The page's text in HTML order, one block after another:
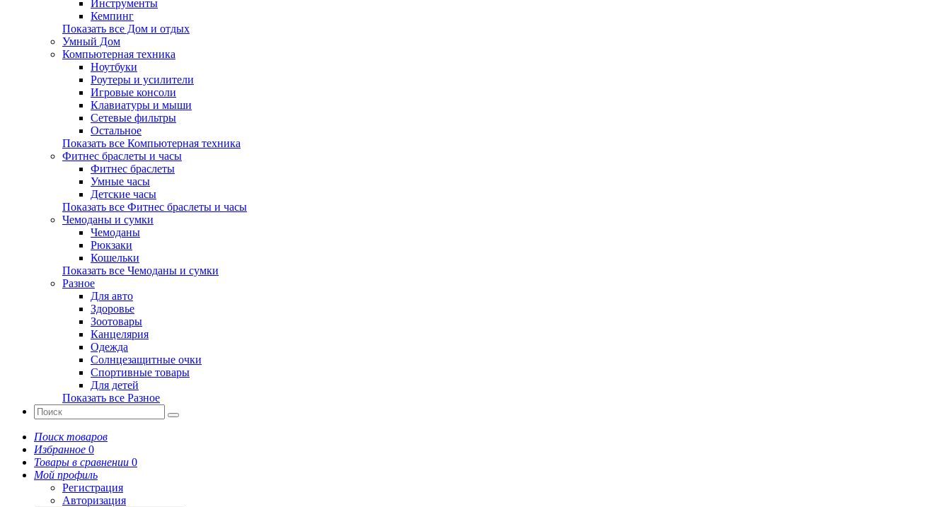
Инструменты
Кемпинг
Показать все Дом и отдых
Умный Дом
Компьютерная техника
Ноутбуки
Роутеры и усилители
Игровые консоли
Клавиатуры и мыши
Сетевые фильтры
Остальное
Показать все Компьютерная техника
Фитнес браслеты и часы
Фитнес браслеты
Умные часы
Детские часы
Показать все Фитнес браслеты и часы
Чемоданы и сумки
Чемоданы
Рюкзаки
Кошельки
Показать все Чемоданы и сумки
Разное
Для авто
Здоровье
Зоотовары
Канцелярия
Одежда
Солнцезащитные очки
Спортивные товары
Для детей
Показать все Разное
Поиск товаров
Избранное 0
Товары в сравнении 0
Мой профиль
Регистрация
Авторизация